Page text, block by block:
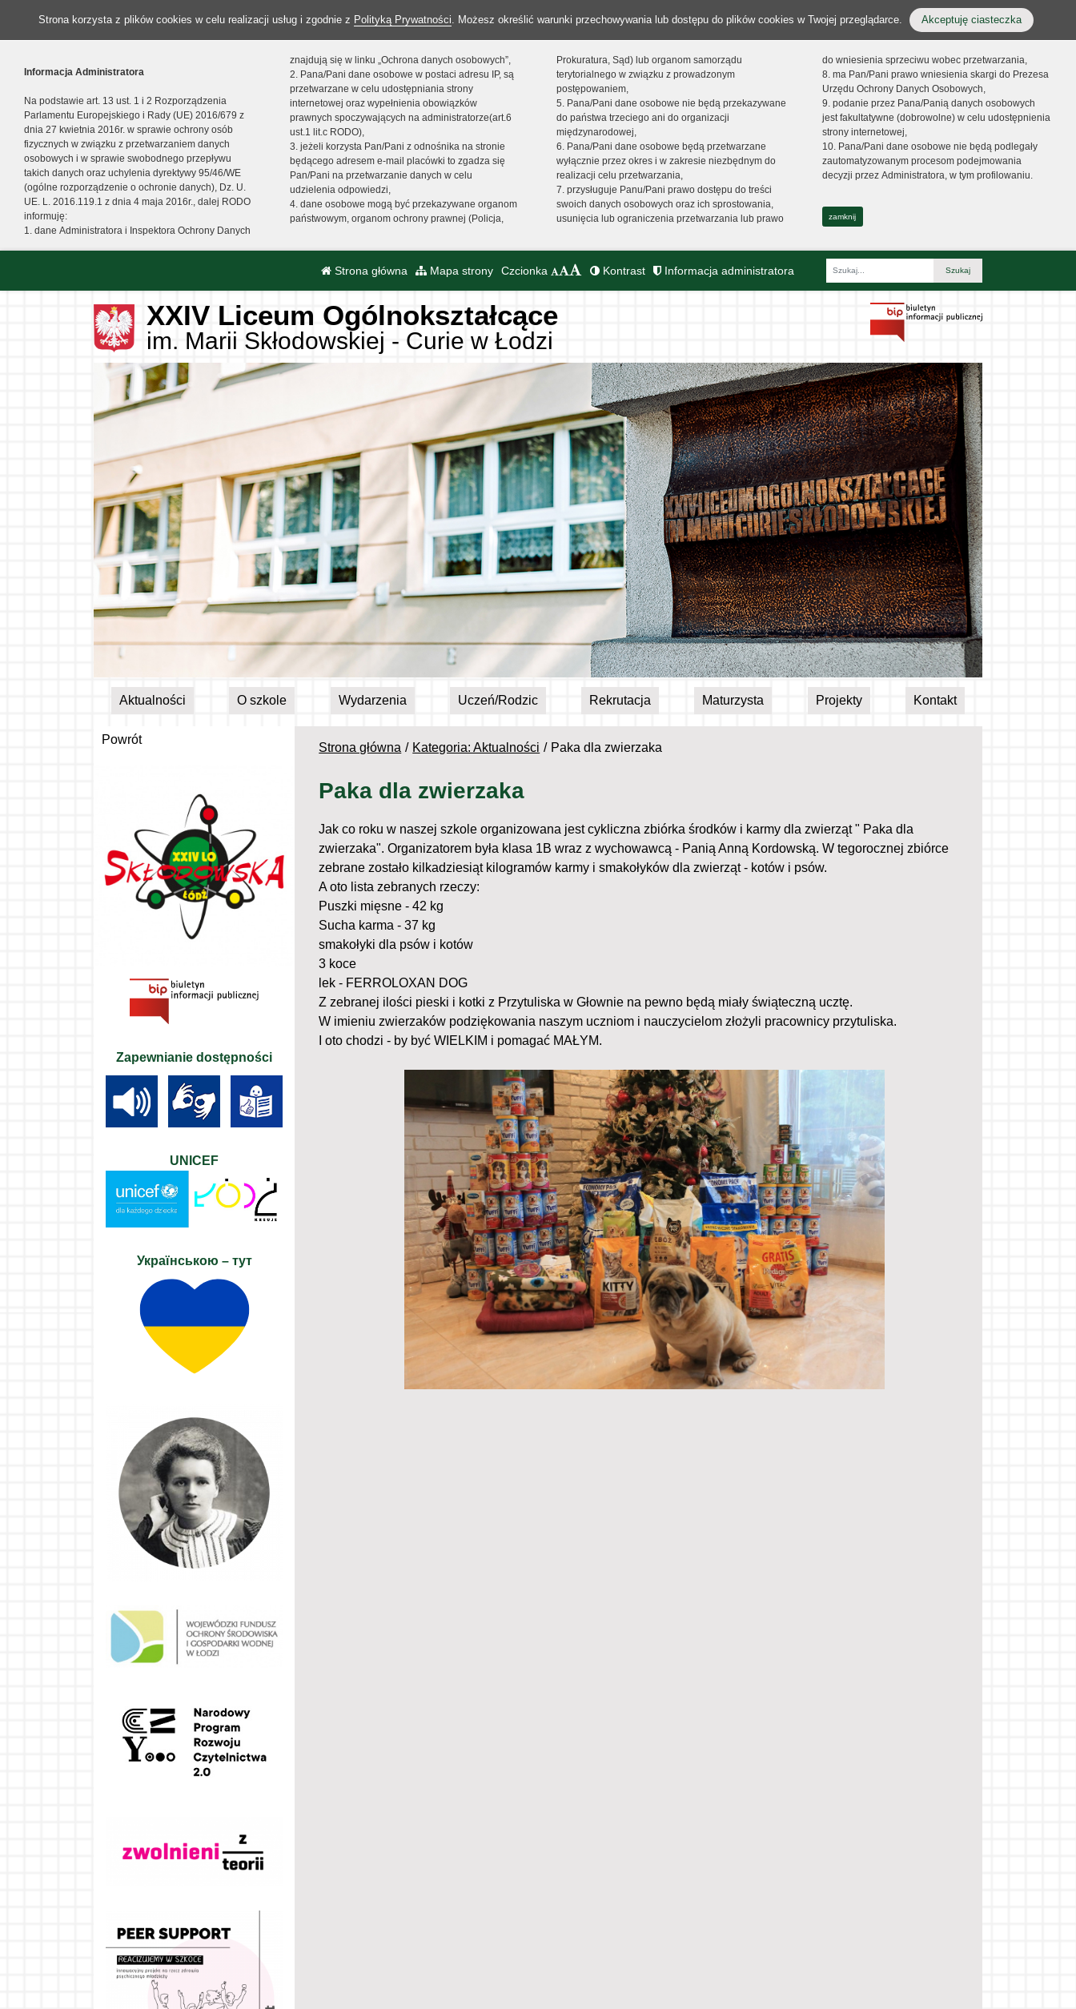
Strona korzysta z plików cookies w celu realizacji usług i zgodnie z Polityką Prywatności. Możesz określić warunki przechowywania lub dostępu do plików cookies w Twojej przeglądarce. Akceptuję ciasteczka
Informacja Administratora
Na podstawie art. 13 ust. 1 i 2 Rozporządzenia
Parlamentu Europejskiego i Rady (UE) 2016/679 z
dnia 27 kwietnia 2016r. w sprawie ochrony osób
fizycznych w związku z przetwarzaniem danych
osobowych i w sprawie swobodnego przepływu
takich danych oraz uchylenia dyrektywy 95/46/WE
(ogólne rozporządzenie o ochronie danych), Dz. U.
UE. L. 2016.119.1 z dnia 4 maja 2016r., dalej RODO
informuję:
1. dane Administratora i Inspektora Ochrony Danych
znajdują się w linku „Ochrona danych osobowych”,
2. Pana/Pani dane osobowe w postaci adresu IP, są
przetwarzane w celu udostępniania strony
internetowej oraz wypełnienia obowiązków
prawnych spoczywających na administratorze(art.6
ust.1 lit.c RODO),
3. jeżeli korzysta Pan/Pani z odnośnika na stronie
będącego adresem e-mail placówki to zgadza się
Pan/Pani na przetwarzanie danych w celu
udzielenia odpowiedzi,
4. dane osobowe mogą być przekazywane organom
państwowym, organom ochrony prawnej (Policja,
Prokuratura, Sąd) lub organom samorządu
terytorialnego w związku z prowadzonym
postępowaniem,
5. Pana/Pani dane osobowe nie będą przekazywane
do państwa trzeciego ani do organizacji
międzynarodowej,
6. Pana/Pani dane osobowe będą przetwarzane
wyłącznie przez okres i w zakresie niezbędnym do
realizacji celu przetwarzania,
7. przysługuje Panu/Pani prawo dostępu do treści
swoich danych osobowych oraz ich sprostowania,
usunięcia lub ograniczenia przetwarzania lub prawo
do wniesienia sprzeciwu wobec przetwarzania,
8. ma Pan/Pani prawo wniesienia skargi do Prezesa
Urzędu Ochrony Danych Osobowych,
9. podanie przez Pana/Panią danych osobowych
jest fakultatywne (dobrowolne) w celu udostępnienia
strony internetowej,
10. Pana/Pani dane osobowe nie będą podlegały
zautomatyzowanym procesom podejmowania
decyzji przez Administratora, w tym profilowaniu.
zamknij
Strona główna Mapa strony Czcionka Kontrast Informacja administratora
Fraza
XXIV Liceum Ogólnokształcące
im. Marii Skłodowskiej - Curie w Łodzi
Aktualności O szkole Wydarzenia Uczeń/Rodzic Rekrutacja Maturzysta Projekty Kontakt
Strona główna Kategoria: Aktualności Paka dla zwierzaka
Paka dla zwierzaka
Jak co roku w naszej szkole organizowana jest cykliczna zbiórka środków i karmy dla zwierząt " Paka dla
zwierzaka". Organizatorem była klasa 1B wraz z wychowawcą - Panią Anną Kordowską. W tegorocznej zbiórce
zebrane zostało kilkadziesiąt kilogramów karmy i smakołyków dla zwierząt - kotów i psów.
A oto lista zebranych rzeczy:
Puszki mięsne - 42 kg
Sucha karma - 37 kg
smakołyki dla psów i kotów
3 koce
lek - FERROLOXAN DOG
Z zebranej ilości pieski i kotki z Przytuliska w Głownie na pewno będą miały świąteczną ucztę.
W imieniu zwierzaków podziękowania naszym uczniom i nauczycielom złożyli pracownicy przytuliska.
I oto chodzi - by być WIELKIM i pomagać MAŁYM.
Powrót
Zapewnianie dostępności
UNICEF
Українською – тут